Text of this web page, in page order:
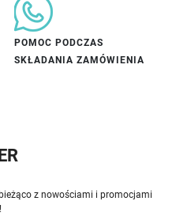
POMOC PODCZAS
SKŁADANIA ZAMÓWIENIA
z nowościami i promocjami